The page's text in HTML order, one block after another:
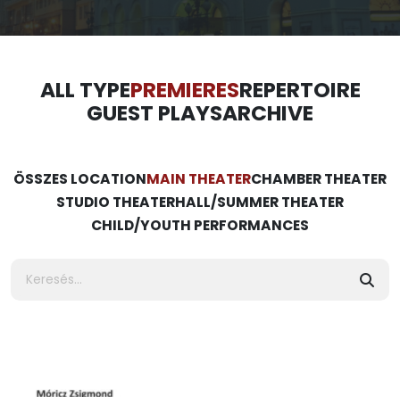
ALL TYPEPREMIERESREPERTOIRE
GUEST PLAYSARCHIVE
ÖSSZES LOCATIONMAIN THEATERCHAMBER THEATER
STUDIO THEATERHALL/SUMMER THEATER
CHILD/YOUTH PERFORMANCES